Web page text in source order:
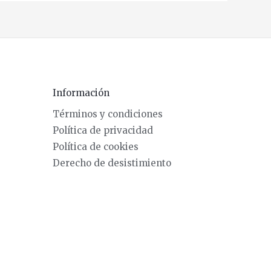
Información
Términos y condiciones
Política de privacidad
Política de cookies
Derecho de desistimiento